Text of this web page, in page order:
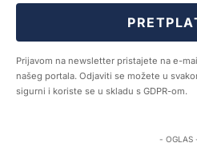
Prijavom na newsletter pristajete na e-
našeg portala. Odjaviti se možete u
sigurni i koriste se u skladu s GDPR-om.
- OGLAS